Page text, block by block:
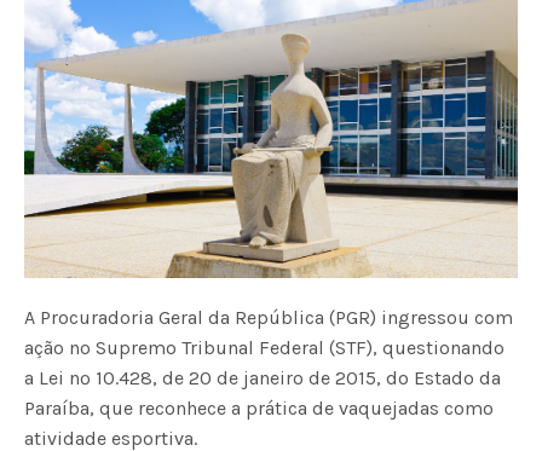
A Procuradoria Geral da República (PGR) ingressou com
ação no Supremo Tribunal Federal (STF), questionando
a Lei nº 10.428, de 20 de janeiro de 2015, do Estado da
Paraíba, que reconhece a prática de vaquejadas como
atividade esportiva.